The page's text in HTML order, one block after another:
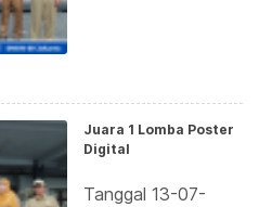
Juara 1 Lomba Poster
Digital
Tanggal 13-07-